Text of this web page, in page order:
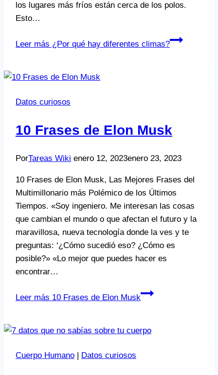
los lugares más fríos están cerca de los polos.
Esto…
Leer más ¿Por qué hay diferentes climas?
Datos curiosos
10 Frases de Elon Musk
PorTareas Wiki enero 12, 2023enero 23, 2023
10 Frases de Elon Musk, Las Mejores Frases del
Multimillonario más Polémico de los Últimos
Tiempos. «Soy ingeniero. Me interesan las cosas
que cambian el mundo o que afectan el futuro y la
maravillosa, nueva tecnología donde la ves y te
preguntas: ‘¿Cómo sucedió eso? ¿Cómo es
posible?» «Lo mejor que puedes hacer es
encontrar…
Leer más 10 Frases de Elon Musk
Cuerpo Humano | Datos curiosos